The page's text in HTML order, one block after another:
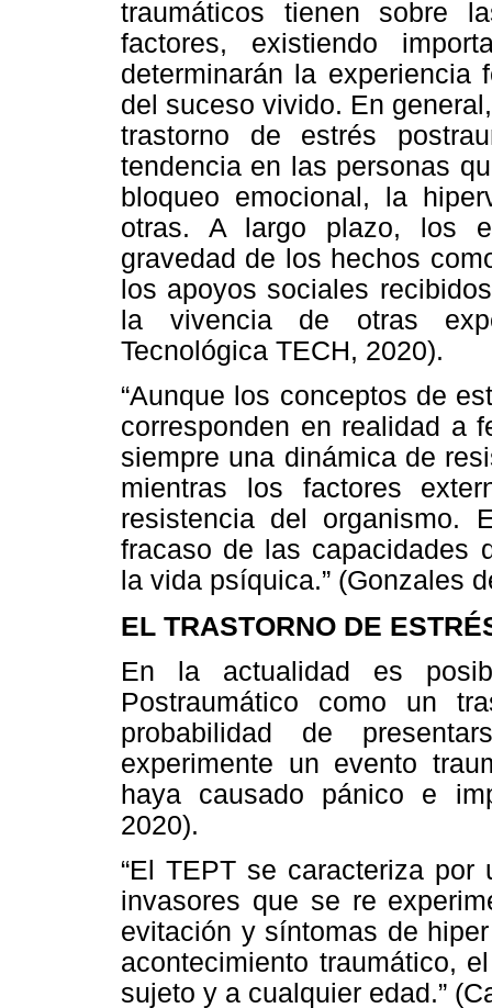
traumáticos tienen sobre
factores, existiendo
determinarán la experiencia
del suceso vivido. En
trastorno de estrés
tendencia en las personas
bloqueo emocional, la
otras. A largo plazo, los
gravedad de los hechos
los apoyos sociales
la vivencia de otras
Tecnológica TECH, 2020).
“Aunque los conceptos de
corresponden en realidad a
siempre una dinámica de
mientras los factores
resistencia del organismo.
fracaso de las capacidades
la vida psíquica.” (Gonzales
EL TRASTORNO DE
En la actualidad es
Postraumático como un
probabilidad de
experimente un evento
haya causado pánico e
2020).
“El TEPT se caracteriza
invasores que se re
evitación y síntomas de
acontecimiento traumático,
sujeto y a cualquier edad.”